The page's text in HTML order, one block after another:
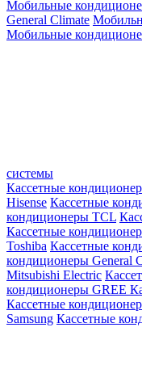
Мобильные
General Climate
Мобильные
системы
Кассетные
Hisense Кассетные
кондиционеры TCL
Кассетные
Toshiba Кассетные
кондиционеры General
Mitsubishi Electric
кондиционеры GREE
Кассетные
Samsung Кассетные